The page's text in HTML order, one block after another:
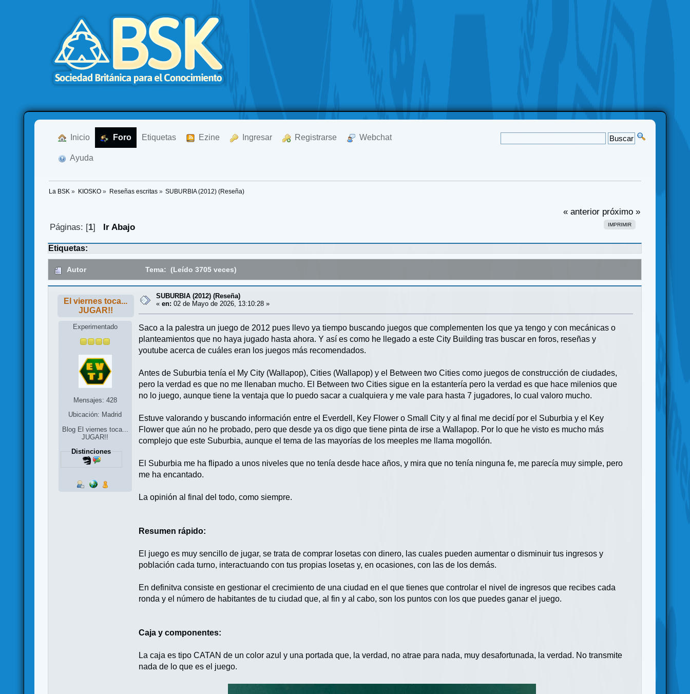
Inicio Foro Etiquetas Ezine Ingresar Registrarse Webchat
Ayuda
La BSK » KIOSKO» Reseñas escritas» SUBURBIA (2012) (Reseña)
« anterior próximo »
IMPRIMIR
Páginas: [1] Ir Abajo
Etiquetas:
Autor Tema: (Leído 3705 veces)
El viernes toca...
JUGAR!!
Experimentado
Mensajes: 428
Ubicación: Madrid
Blog El viernes toca...
JUGAR!!
Distinciones
SUBURBIA (2012) (Reseña)
«en: 02 de Mayo de 2026, 13:10:28 »
Saco a la palestra un juego de 2012 pues llevo ya tiempo buscando juegos que complementen los que ya tengo y con mecánicas o
planteamientos que no haya jugado hasta ahora. Y así es como he llegado a este City Building tras buscar en foros, reseñas y
youtube acerca de cuáles eran los juegos más recomendados.
Antes de Suburbia tenía el My City (Wallapop), Cities (Wallapop) y el Between two Cities como juegos de construcción de ciudades,
pero la verdad es que no me llenaban mucho. El Between two Cities sigue en la estantería pero la verdad es que hace milenios que
no lo juego, aunque tiene la ventaja que lo puedo sacar a cualquiera y me vale para hasta 7 jugadores, lo cual valoro mucho.
Estuve valorando y buscando información entre el Everdell, Key Flower o Small City y al final me decidí por el Suburbia y el Key
Flower que aún no he probado, pero que desde ya os digo que tiene pinta de irse a Wallapop. Por lo que he visto es mucho más
complejo que este Suburbia, aunque el tema de las mayorías de los meeples me llama mogollón.
El Suburbia me ha flipado a unos niveles que no tenía desde hace años, y mira que no tenía ninguna fe, me parecía muy simple, pero
me ha encantado.
La opinión al final del todo, como siempre.
Resumen rápido:
El juego es muy sencillo de jugar, se trata de comprar losetas con dinero, las cuales pueden aumentar o disminuir tus ingresos y
población cada turno, interactuando con tus propias losetas y, en ocasiones, con las de los demás.
En definitva consiste en gestionar el crecimiento de una ciudad en el que tienes que controlar el nivel de ingresos que recibes cada
ronda y el número de habitantes de tu ciudad que, al fin y al cabo, son los puntos con los que puedes ganar el juego.
Caja y componentes:
La caja es tipo CATAN de un color azul y una portada que, la verdad, no atrae para nada, muy desafortunada, la verdad. No transmite
nada de lo que es el juego.